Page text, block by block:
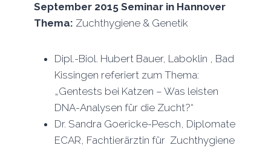
September 2015 Seminar in Hannover
Thema: Zuchthygiene & Genetik
Dipl.-Biol. Hubert Bauer, Laboklin , Bad
Kissingen referiert zum Thema:
„Gentests bei Katzen – Was leisten
DNA-Analysen für die Zucht?“
Dr. Sandra Goericke-Pesch, Diplomate
ECAR, Fachtierärztin für Zuchthygiene